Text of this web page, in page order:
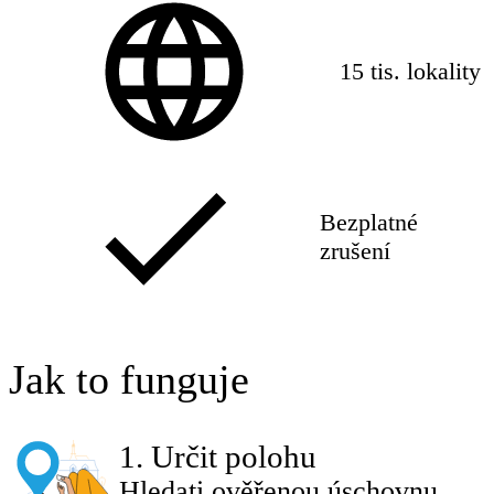
15 tis. lokality
Bezplatné
zrušení
Jak to funguje
1 . Určit polohu